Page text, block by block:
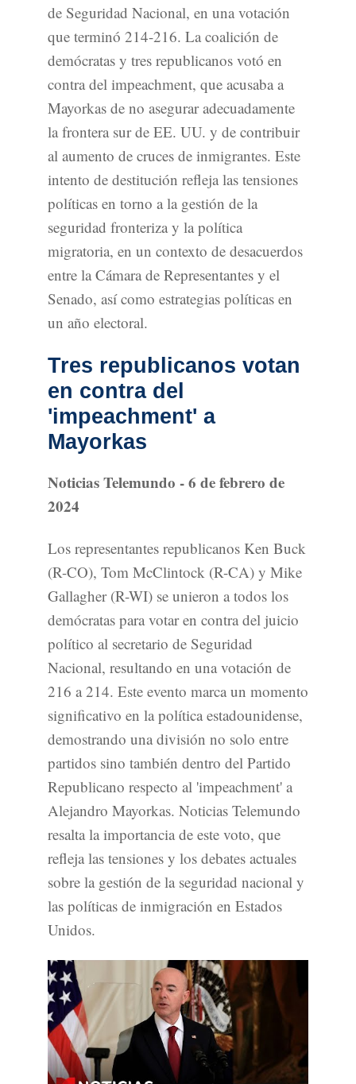
de Seguridad Nacional, en una votación
que terminó 214-216. La coalición de
demócratas y tres republicanos votó en
contra del impeachment, que acusaba a
Mayorkas de no asegurar adecuadamente
la frontera sur de EE. UU. y de contribuir
al aumento de cruces de inmigrantes. Este
intento de destitución refleja las tensiones
políticas en torno a la gestión de la
seguridad fronteriza y la política
migratoria, en un contexto de desacuerdos
entre la Cámara de Representantes y el
Senado, así como estrategias políticas en
un año electoral.
Tres republicanos votan
en contra del
'impeachment' a
Mayorkas
Noticias Telemundo - 6 de febrero de
2024
Los representantes republicanos Ken Buck
(R-CO), Tom McClintock (R-CA) y Mike
Gallagher (R-WI) se unieron a todos los
demócratas para votar en contra del juicio
político al secretario de Seguridad
Nacional, resultando en una votación de
216 a 214. Este evento marca un momento
significativo en la política estadounidense,
demostrando una división no solo entre
partidos sino también dentro del Partido
Republicano respecto al 'impeachment' a
Alejandro Mayorkas. Noticias Telemundo
resalta la importancia de este voto, que
refleja las tensiones y los debates actuales
sobre la gestión de la seguridad nacional y
las políticas de inmigración en Estados
Unidos.